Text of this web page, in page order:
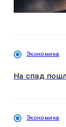
Экономика
На спад
Экономика